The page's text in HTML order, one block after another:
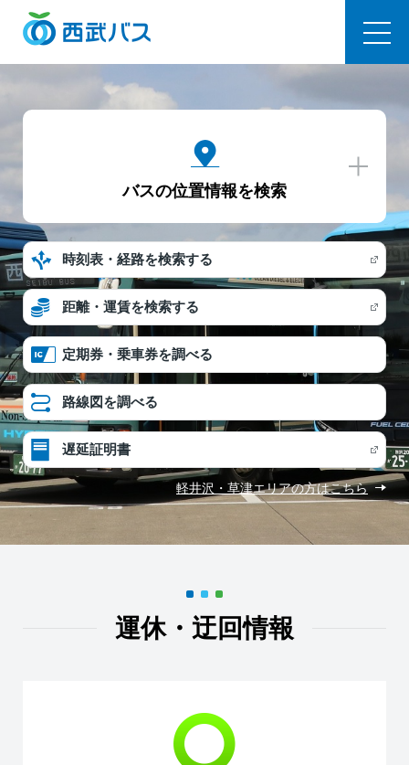
バスの位置情報を検索
時刻表・経路を検索する
距離・運賃を検索する
定期券・乗車券を調べる
路線図を調べる
遅延証明書
軽井沢・草津エリアの方はこちら
運休・迂回情報